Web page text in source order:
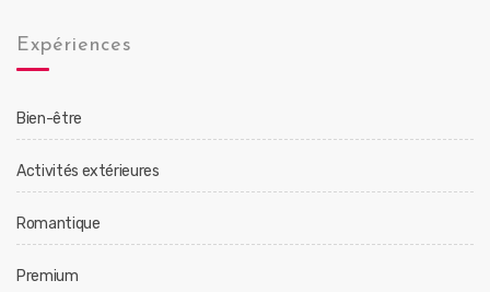
Expériences
Bien-être
Activités extérieures
Romantique
Premium